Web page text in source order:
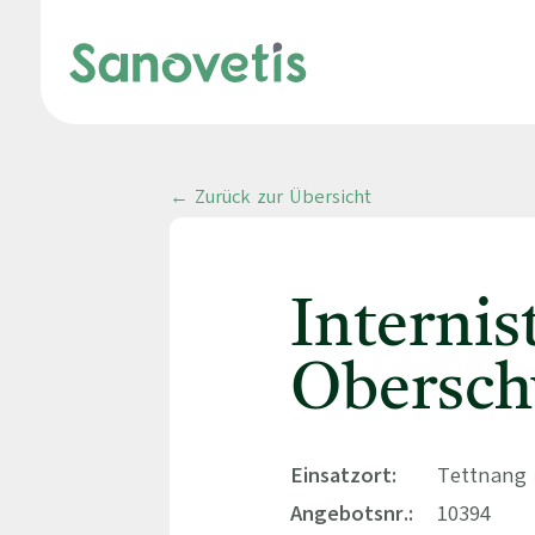
← Zurück zur Übersicht
Einsatzort:
Tettnang
Angebotsnr.:
10394